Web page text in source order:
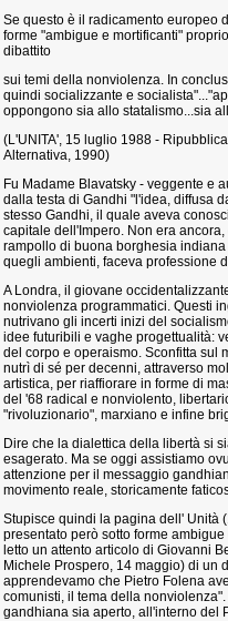
Se questo è il radicamento europeo
forme "ambigue e mortificanti"
dibattito
sui temi della nonviolenza. In
quindi socializzante e
oppongono sia allo statalismo...sia
(L'UNITA', 15 luglio 1988 -
Alternativa, 1990)
Fu Madame Blavatsky - veggente e
dalla testa di Gandhi "l'idea, diffusa
stesso Gandhi, il quale aveva
capitale dell'Impero. Non era
rampollo di buona borghesia
quegli ambienti, faceva professione
A Londra, il giovane
nonviolenza programmatici. Questi
nutrivano gli incerti inizi del
idee futuribili e vaghe progettualità:
del corpo e operaismo. Sconfitta sul
nutrì di sé per decenni, attraverso
artistica, per riaffiorare in forme di
del '68 radical e nonviolento,
"rivoluzionario", marxiano e infine
Dire che la dialettica della libertà si
esagerato. Ma se oggi assistiamo
attenzione per il messaggio
movimento reale, storicamente
Stupisce quindi la pagina dell' Unità
presentato però sotto forme
letto un attento articolo di Giovanni
Michele Prospero, 14 maggio) di un
apprendevamo che Pietro Folena
comunisti, il tema della
gandhiana sia aperto, all'interno del